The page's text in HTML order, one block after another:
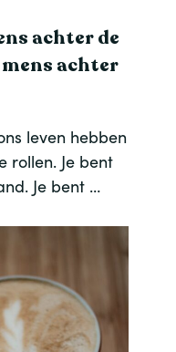
achter de
achter
leven hebben
rollen. Je bent
Je bent …